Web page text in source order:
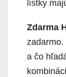
lístky
Zdarma
a čo